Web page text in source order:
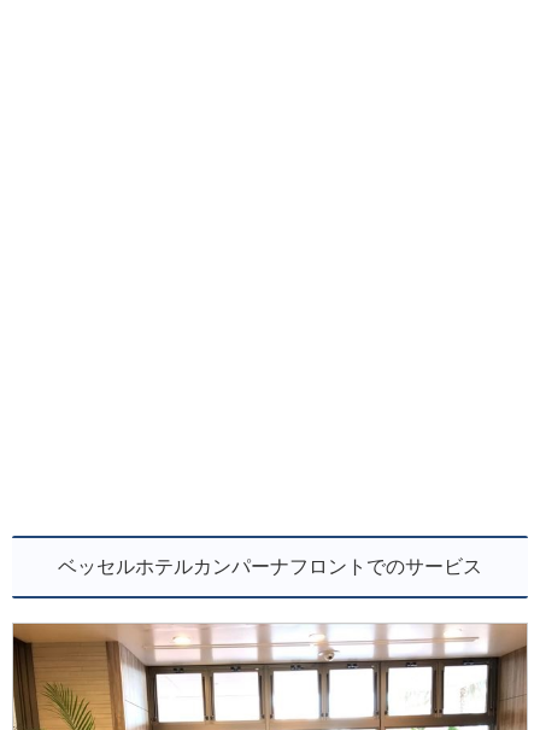
ベッセルホテルカンパーナフロントでのサービス